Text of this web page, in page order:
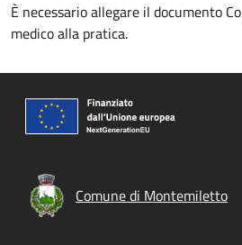
È necessario allegare il documento
medico alla pratica.
Comune di Montemiletto